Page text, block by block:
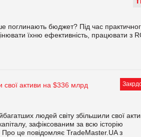
поглинають бюджет? Під час
їхню ефективність, працювати з
свої активи на $336 млрд
людей світу збільшили свої
зафіксованим за всю історію
Про це повідомляє TradeMaster.UA з